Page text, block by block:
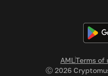
Terms of
AML
Ⓒ 2026